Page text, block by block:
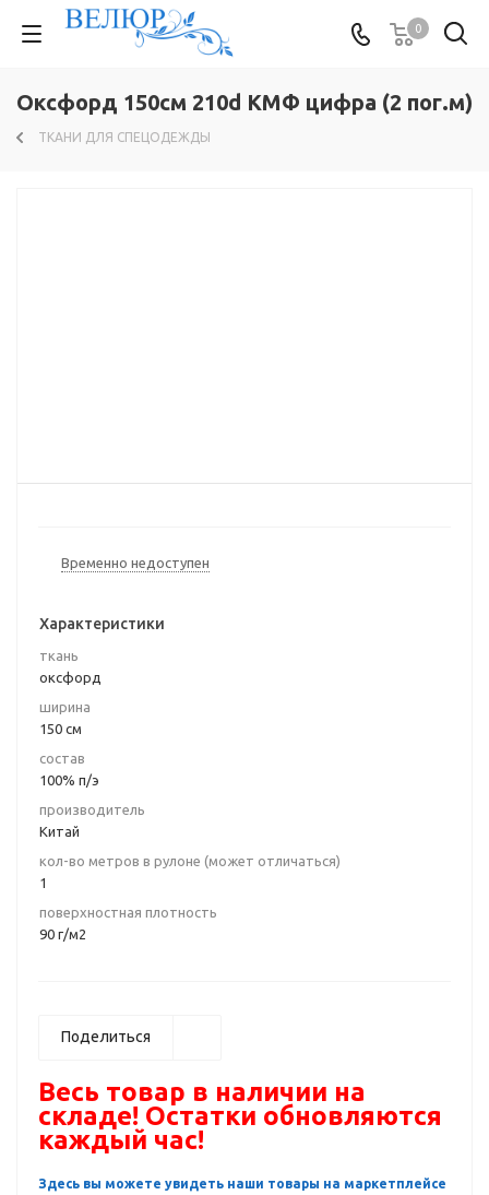
0
Оксфорд 150см 210d КМФ цифра (2 пог.м)
ТКАНИ ДЛЯ СПЕЦОДЕЖДЫ
Временно недоступен
Характеристики
ткань
оксфорд
ширина
150 см
состав
100% п/э
производитель
Китай
кол-во метров в рулоне (может отличаться)
1
поверхностная плотность
90 г/м2
Поделиться
Весь товар в наличии на
складе! Остатки обновляются
каждый час!
Здесь вы можете увидеть наши товары на маркетплейсе